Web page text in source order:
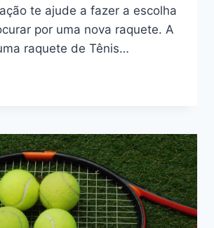
te ajude a fazer a escolha
por uma nova raquete. A
raquete de Tênis…